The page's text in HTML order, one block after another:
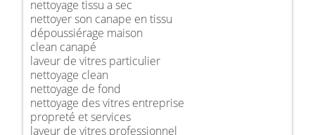
nettoyage tissu a sec
nettoyer son canape en tissu
dépoussiérage maison
clean canapé
laveur de vitres particulier
nettoyage clean
nettoyage de fond
nettoyage des vitres entreprise
propreté et services
laveur de vitres professionnel